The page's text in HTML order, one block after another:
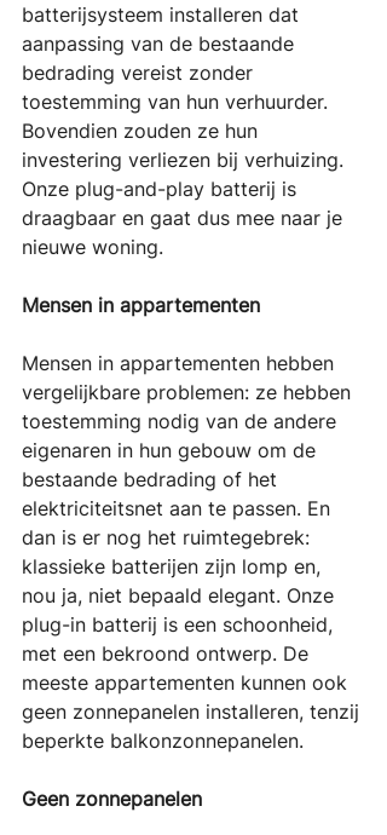
batterijsysteem installeren dat
aanpassing van de bestaande
bedrading vereist zonder
toestemming van hun verhuurder.
Bovendien zouden ze hun
investering verliezen bij verhuizing.
Onze plug-and-play batterij is
draagbaar en gaat dus mee naar je
nieuwe woning.
Mensen in appartementen
Mensen in appartementen hebben
vergelijkbare problemen: ze hebben
toestemming nodig van de andere
eigenaren in hun gebouw om de
bestaande bedrading of het
elektriciteitsnet aan te passen. En
dan is er nog het ruimtegebrek:
klassieke batterijen zijn lomp en,
nou ja, niet bepaald elegant. Onze
plug-in batterij is een schoonheid,
met een bekroond ontwerp. De
meeste appartementen kunnen ook
geen zonnepanelen installeren, tenzij
beperkte balkonzonnepanelen.
Geen zonnepanelen